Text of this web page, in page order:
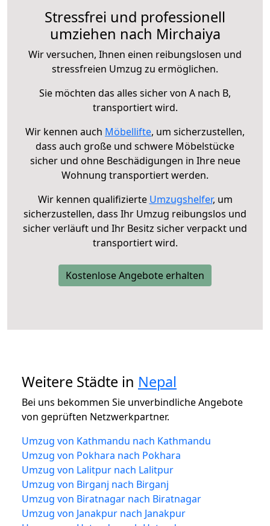
Stressfrei und professionell
umziehen nach Mirchaiya
Wir versuchen, Ihnen einen reibungslosen und
stressfreien Umzug zu ermöglichen.
Sie möchten das alles sicher von A nach B,
transportiert wird.
Wir kennen auch Möbellifte, um sicherzustellen,
dass auch große und schwere Möbelstücke
sicher und ohne Beschädigungen in Ihre neue
Wohnung transportiert werden.
Wir kennen qualifizierte Umzugshelfer, um
sicherzustellen, dass Ihr Umzug reibungslos und
sicher verläuft und Ihr Besitz sicher verpackt und
transportiert wird.
Kostenlose Angebote erhalten
Weitere Städte in Nepal
Bei uns bekommen Sie unverbindliche Angebote
von geprüften Netzwerkpartner.
Umzug von Kathmandu nach Kathmandu
Umzug von Pokhara nach Pokhara
Umzug von Lalitpur nach Lalitpur
Umzug von Birganj nach Birganj
Umzug von Biratnagar nach Biratnagar
Umzug von Janakpur nach Janakpur